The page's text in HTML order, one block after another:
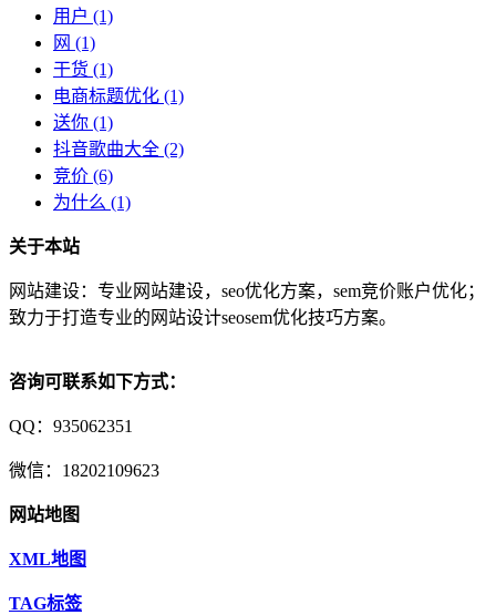
用户 (1)
网 (1)
干货 (1)
电商标题优化 (1)
送你 (1)
抖音歌曲大全 (2)
竞价 (6)
为什么 (1)
关于本站
网站建设：专业网站建设，seo优化方案，sem竞价账户优化；
致力于打造专业的网站设计seosem优化技巧方案。
咨询可联系如下方式：
QQ：935062351
微信：18202109623
网站地图
XML地图
TAG标签